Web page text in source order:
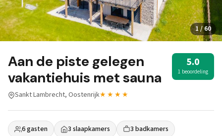
1 / 60
Aan de piste gelegen
vakantiehuis met sauna
5.0
1 beoordeling
Sankt Lambrecht, Oostenrijk★★★★
6 gasten 3 slaapkamers
3 badkamers